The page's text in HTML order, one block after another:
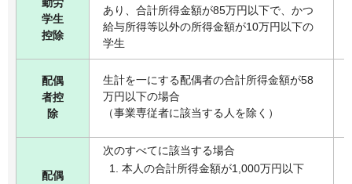
学生
控除
あり、合計所得金額が85万円以下で、かつ
給与所得等以外の所得金額が10万円以下の
学生
配偶
者控
除
生計を一にする配偶者の合計所得金額が58
万円以下の場合
（事業専従者に該当する人を除く）
配偶
次のすべてに該当する場合
本人の合計所得金額が1,000万円以下